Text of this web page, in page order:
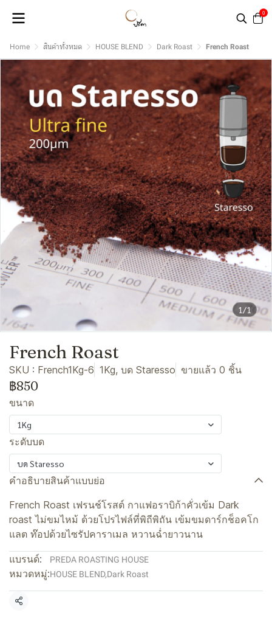
0
Home สินค้าทั้งหมด HOUSE BLEND Dark Roast French Roast
1/1
French Roast
SKU : French1Kg-6 1Kg, บด Staresso ขายแล้ว 0 ชิ้น
฿850
ขนาด
1Kg
ระดับบด
บด Staresso
คำอธิบายสินค้าแบบย่อ
French Roast เฟรนช์โรสต์ กาแฟอราบิก้าคั่วเข้ม Dark
roast ไม่ขมไหม้ ด้วยโปรไฟล์ที่พิถีพิถัน เข้มขมดาร์กช็อคโก
แลต ท๊อปด้วยไซรัปคาราเมล หวานฉ่ำยาวนาน
แบรนด์: PREDA ROASTING HOUSE
หมวดหมู่:HOUSE BLEND,Dark Roast
แชร์